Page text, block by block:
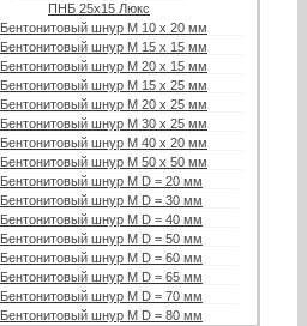
ПНБ 25х15 Люкс
Бентонитовый шнур М 10 х 20 мм
Бентонитовый шнур М 15 х 15 мм
Бентонитовый шнур М 20 х 15 мм
Бентонитовый шнур М 15 х 25 мм
Бентонитовый шнур М 20 х 25 мм
Бентонитовый шнур М 30 х 25 мм
Бентонитовый шнур М 40 х 20 мм
Бентонитовый шнур М 50 х 50 мм
Бентонитовый шнур М D = 20 мм
Бентонитовый шнур М D = 30 мм
Бентонитовый шнур М D = 40 мм
Бентонитовый шнур М D = 50 мм
Бентонитовый шнур М D = 60 мм
Бентонитовый шнур М D = 65 мм
Бентонитовый шнур М D = 70 мм
Бентонитовый шнур М D = 80 мм